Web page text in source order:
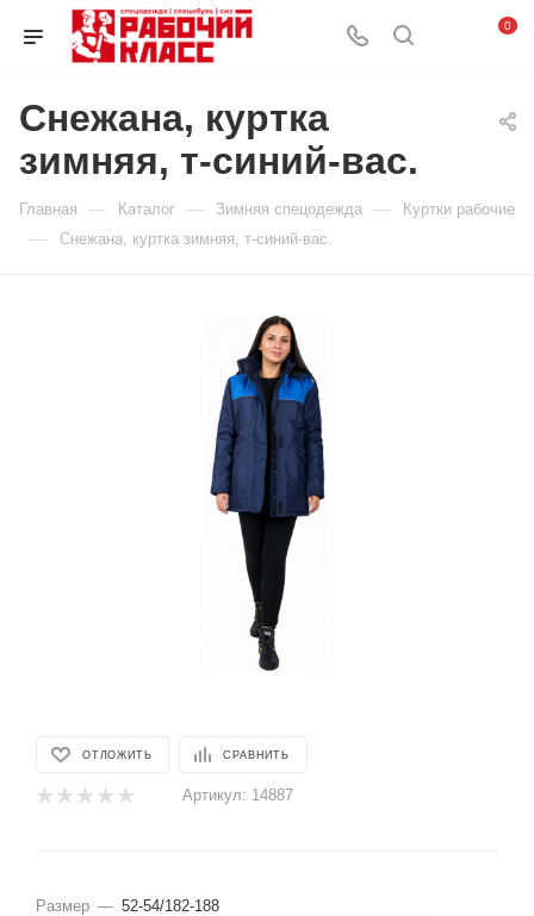
0
Снежана, куртка
зимняя, т-синий-вас.
Главная — Каталог — Зимняя спецодежда — Куртки рабочие
— Снежана, куртка зимняя, т-синий-вас.
ОТЛОЖИТЬ СРАВНИТЬ
Артикул: 14887
Размер — 52-54/182-188